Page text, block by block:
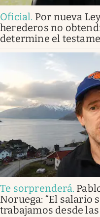
Oficial. Por nueva
herederos no
determine el
Te sorprenderá.
Noruega: “El salario
trabajamos desde las